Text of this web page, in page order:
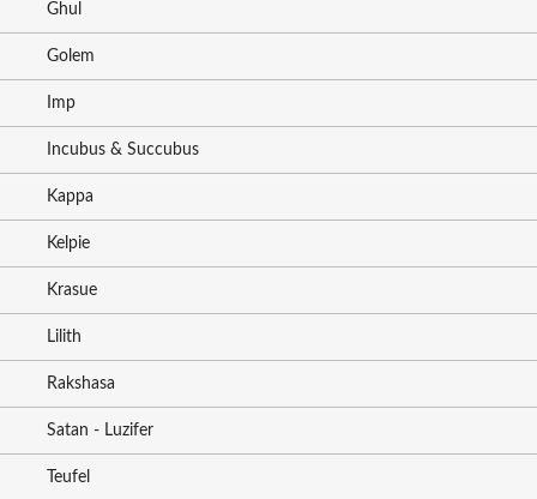
Ghul
Golem
Imp
Incubus & Succubus
Kappa
Kelpie
Krasue
Lilith
Rakshasa
Satan - Luzifer
Teufel